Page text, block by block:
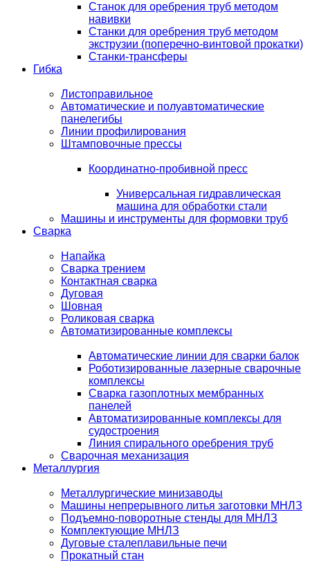
Станок для оребрения труб методом
навивки
Станки для оребрения труб методом
экструзии (поперечно-винтовой прокатки)
Станки-трансферы
Гибка
Листоправильное
Автоматические и полуавтоматические
панелегибы
Линии профилирования
Штамповочные прессы
Координатно-пробивной пресс
Универсальная гидравлическая
машина для обработки стали
Машины и инструменты для формовки труб
Сварка
Напайка
Сварка трением
Контактная сварка
Дуговая
Шовная
Роликовая сварка
Автоматизированные комплексы
Автоматические линии для сварки балок
Роботизированные лазерные сварочные
комплексы
Сварка газоплотных мембранных
панелей
Автоматизированные комплексы для
судостроения
Линия спирального оребрения труб
Сварочная механизация
Металлургия
Металлургические минизаводы
Машины непрерывного литья заготовки МНЛЗ
Подъемно-поворотные стенды для МНЛЗ
Комплектующие МНЛЗ
Дуговые сталеплавильные печи
Прокатный стан